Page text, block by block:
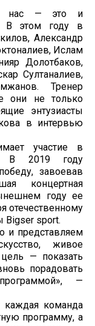
нас — это и
В этом году в
Александр
Ислам
Долотбаков,
Султаналиев,
Тренер
они не только
энтузиасты
в интервью
участие в
В 2019 году
завоевав
концертная
году ее
отечественному
Bigser sport.
и представляем
живое
— показать
порадовать
—
каждая команда
программу, а